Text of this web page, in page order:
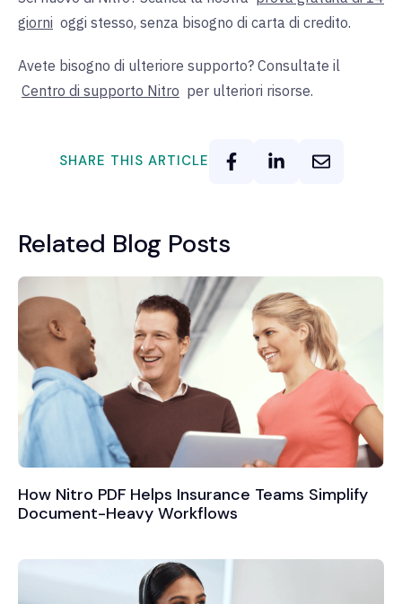
giorni oggi stesso, senza bisogno di carta di credito.
Avete bisogno di ulteriore supporto? Consultate il
Centro di supporto Nitro per ulteriori risorse.
SHARE THIS ARTICLE
Related Blog Posts
How Nitro PDF Helps Insurance Teams Simplify
Document-Heavy Workflows